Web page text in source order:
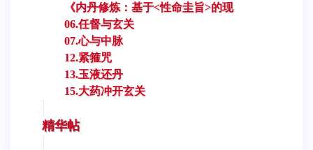
《内丹修炼：基于<性命圭旨>的现
06.任督与玄关
07.心与中脉
12.紧箍咒
13.玉液还丹
15.大药冲开玄关
精华帖